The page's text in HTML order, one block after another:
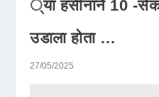
्या हसीनाने 10 -
उडाला होता …
27/05/2025